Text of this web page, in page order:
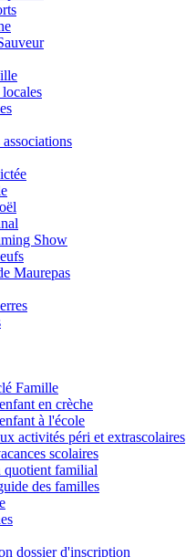
Show
Maurepas
Famille
en crèche
à l'école
activités péri et extrascolaires
scolaires
quotient familial
des familles
dossier d'inscription